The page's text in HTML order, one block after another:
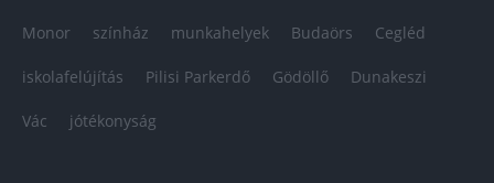
Monor színház munkahelyek Budaörs Cegléd
iskolafelújítás Pilisi Parkerdő Gödöllő Dunakeszi
Vác jótékonyság